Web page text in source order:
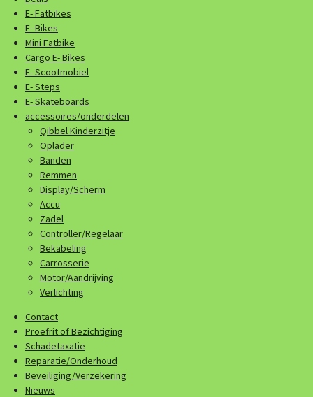
E- Fatbikes
E- Bikes
Mini Fatbike
Cargo E- Bikes
E- Scootmobiel
E- Steps
E- Skateboards
accessoires/onderdelen
Qibbel Kinderzitje
Oplader
Banden
Remmen
Display/Scherm
Accu
Zadel
Controller/Regelaar
Bekabeling
Carrosserie
Motor/Aandrijving
Verlichting
Contact
Proefrit of Bezichtiging
Schadetaxatie
Reparatie/Onderhoud
Beveiliging/Verzekering
Nieuws